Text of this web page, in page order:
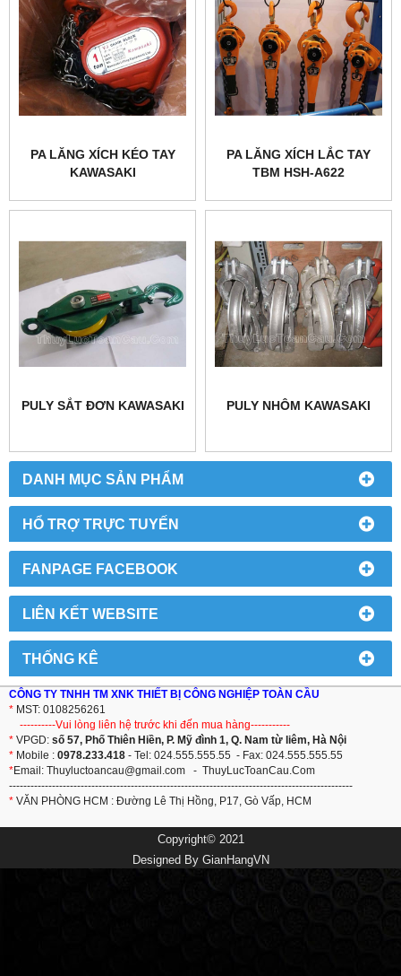
DANH MỤC SẢN PHẨM
HỔ TRỢ TRỰC TUYẾN
FANPAGE FACEBOOK
LIÊN KẾT WEBSITE
THỐNG KÊ
PA LĂNG XÍCH KÉO TAY
KAWASAKI
PA LĂNG XÍCH LẮC TAY
TBM HSH-A622
PULY SẮT ĐƠN KAWASAKI PULY NHÔM KAWASAKI
CÔNG TY TNHH TM XNK THIẾT BỊ CÔNG NGHIỆP TOÀN CẦU
* MST: 0108256261
----------Vui lòng liên hệ trước khi đến mua hàng-----------
* VPGD: số 57, Phố Thiên Hiền, P. Mỹ đình 1, Q. Nam từ liêm, Hà Nội
* Mobile : 0978.233.418 - Tel: 024.555.555.55 - Fax: 024.555.555.55
*Email: Thuyluctoancau@gmail.com - ThuyLucToanCau.Com
------------------------------------------------------------------------------------------------
* VĂN PHÒNG HCM : Đường Lê Thị Hồng, P17, Gò Vấp, HCM
Copyright© 2021
Designed By GianHangVN